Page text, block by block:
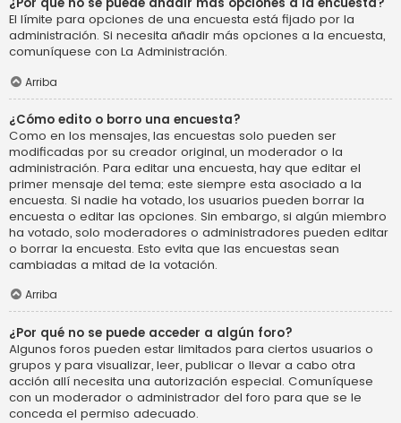
El límite para opciones de una encuesta está fijado por la
administración. Si necesita añadir más opciones a la encuesta,
comuníquese con La Administración.
Arriba
¿Cómo edito o borro una encuesta?
Como en los mensajes, las encuestas solo pueden ser
modificadas por su creador original, un moderador o la
administración. Para editar una encuesta, hay que editar el
primer mensaje del tema; este siempre esta asociado a la
encuesta. Si nadie ha votado, los usuarios pueden borrar la
encuesta o editar las opciones. Sin embargo, si algún miembro
ha votado, solo moderadores o administradores pueden editar
o borrar la encuesta. Esto evita que las encuestas sean
cambiadas a mitad de la votación.
Arriba
¿Por qué no se puede acceder a algún foro?
Algunos foros pueden estar limitados para ciertos usuarios o
grupos y para visualizar, leer, publicar o llevar a cabo otra
acción allí necesita una autorización especial. Comuníquese
con un moderador o administrador del foro para que se le
conceda el permiso adecuado.